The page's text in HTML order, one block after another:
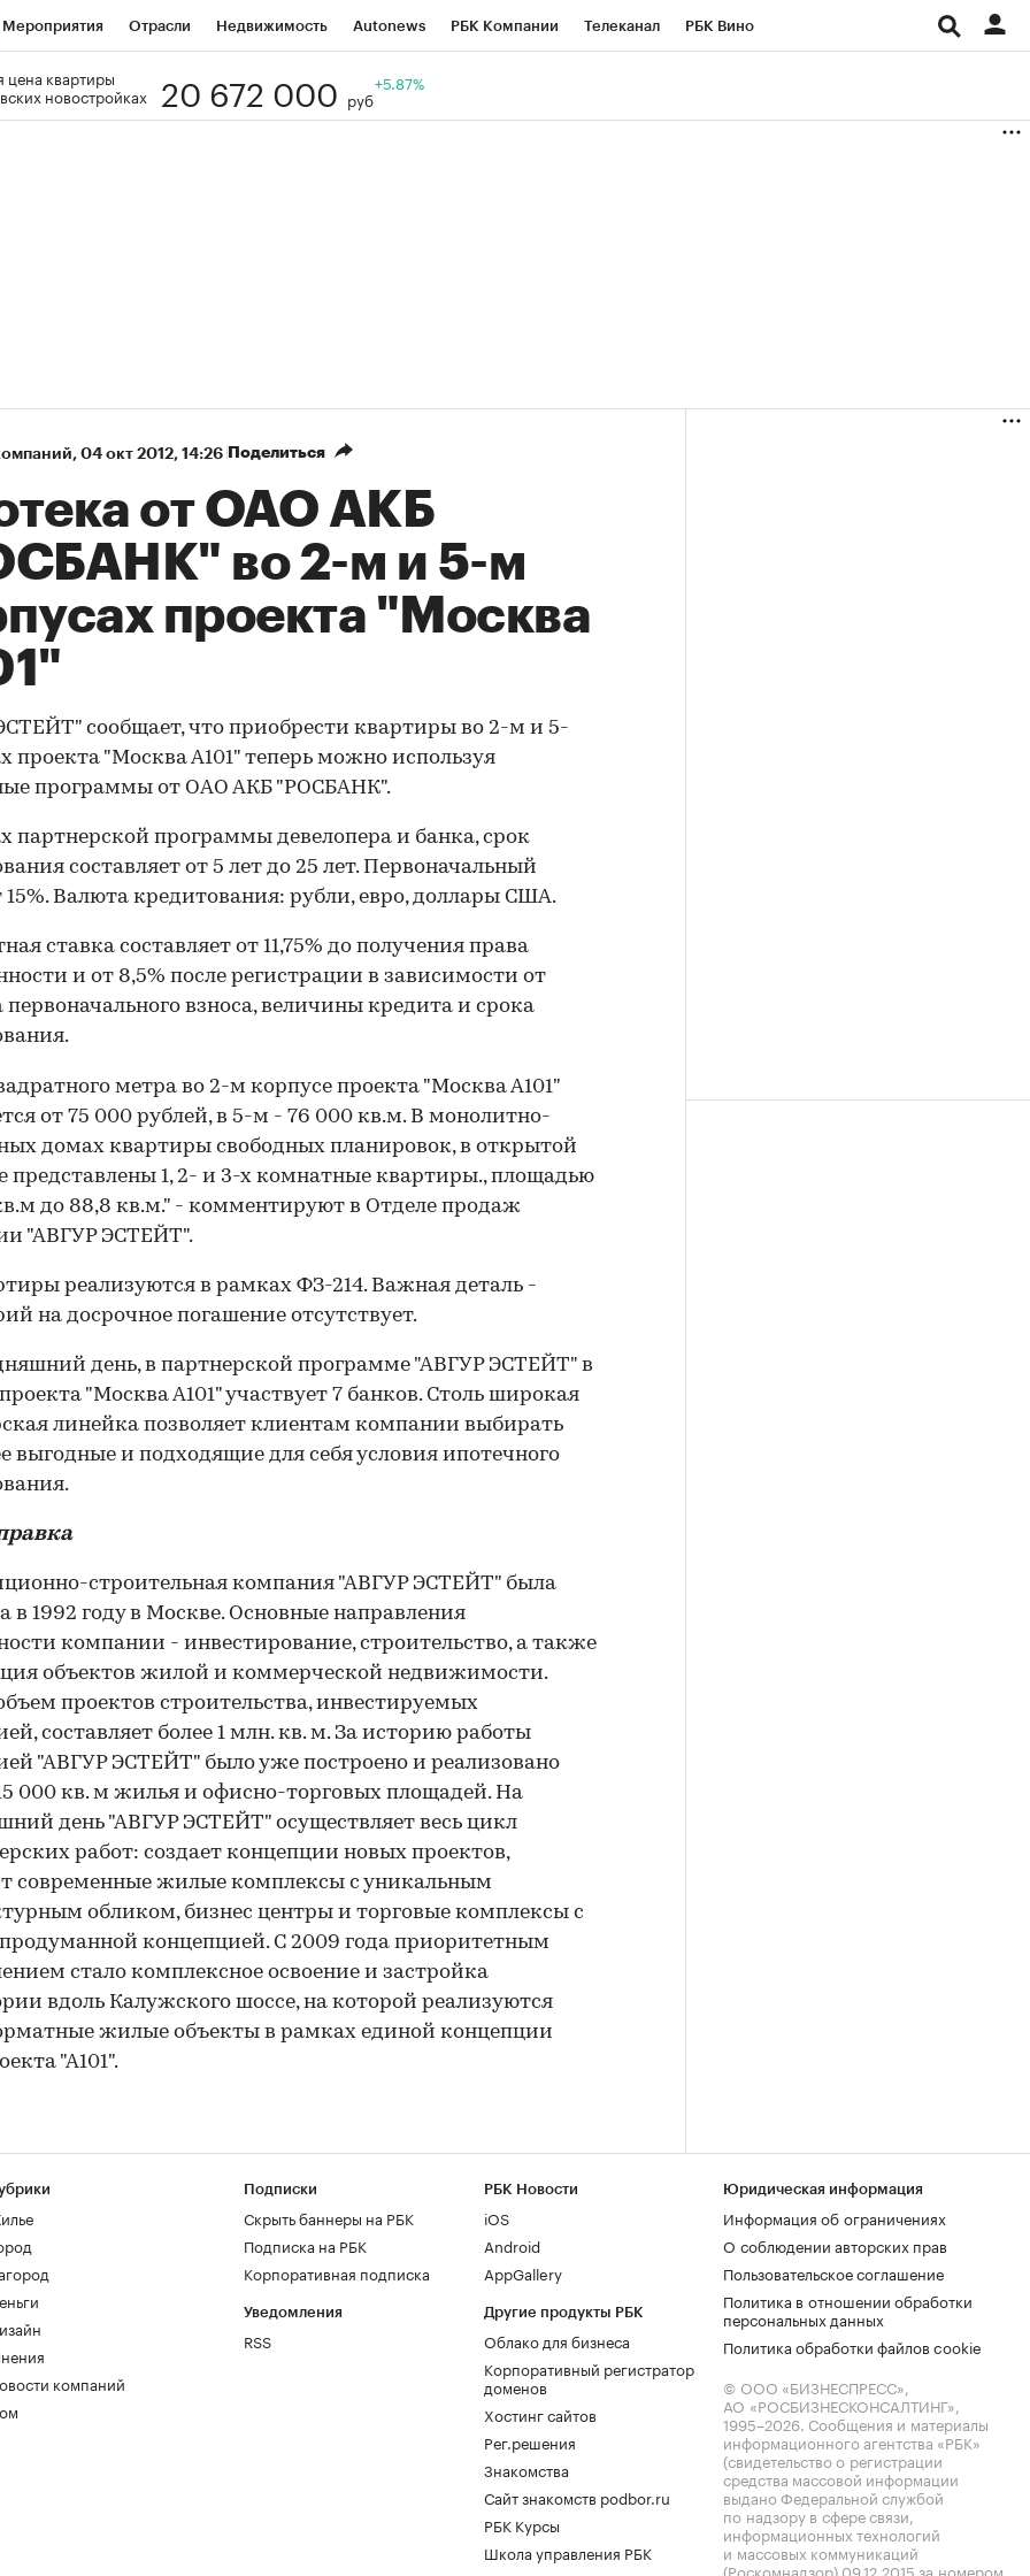
Мероприятия Отрасли Недвижимость Autonews РБК Компании Телеканал РБК Вино
Визионеры
цена квартиры
новостройках
20 672 000 руб
+5.87%
⁠, 04 окт 2012, 14:26 Поделиться
от ОАО АКБ
во 2-м и 5-м
проекта "Москва
сообщает, что приобрести квартиры во 2-м и 5-
проекта "Москва А101" теперь можно используя
программы от ОАО АКБ "РОСБАНК".
партнерской программы девелопера и банка, срок
составляет от 5 лет до 25 лет. Первоначальный
15%. Валюта кредитования: рубли, евро, доллары США.
ставка составляет от 11,75% до получения права
и от 8,5% после регистрации в зависимости от
первоначального взноса, величины кредита и срока
метра во 2-м корпусе проекта "Москва А101"
от 75 000 рублей, в 5-м - 76 000 кв.м. В монолитно-
домах квартиры свободных планировок, в открытой
представлены 1, 2- и 3-х комнатные квартиры., площадью
до 88,8 кв.м." - комментируют в Отделе продаж
"АВГУР ЭСТЕЙТ".
реализуются в рамках ФЗ-214. Важная деталь -
на досрочное погашение отсутствует.
день, в партнерской программе "АВГУР ЭСТЕЙТ" в
"Москва А101" участвует 7 банков. Столь широкая
линейка позволяет клиентам компании выбирать
выгодные и подходящие для себя условия ипотечного
строительная компания "АВГУР ЭСТЕЙТ" была
в 1992 году в Москве. Основные направления
компании - инвестирование, строительство, а также
объектов жилой и коммерческой недвижимости.
проектов строительства, инвестируемых
составляет более 1 млн. кв. м. За историю работы
"АВГУР ЭСТЕЙТ" было уже построено и реализовано
000 кв. м жилья и офисно-торговых площадей. На
день "АВГУР ЭСТЕЙТ" осуществляет весь цикл
работ: создает концепции новых проектов,
современные жилые комплексы с уникальным
обликом, бизнес центры и торговые комплексы с
концепцией. С 2009 года приоритетным
стало комплексное освоение и застройка
вдоль Калужского шоссе, на которой реализуются
жилые объекты в рамках единой концепции
"А101".
компаний
Подписки
Скрыть баннеры на РБК
Подписка на РБК
Корпоративная подписка
Уведомления
RSS
РБК Новости
iOS
Android
AppGallery
Другие продукты РБК
Облако для бизнеса
Корпоративный регистратор
доменов
Хостинг сайтов
Рег.решения
Знакомства
Сайт знакомств podbor.ru
РБК Курсы
Школа управления РБК
Юридическая информация
Информация об ограничениях
О соблюдении авторских прав
Пользовательское соглашение
Политика в отношении обработки
персональных данных
Политика обработки файлов cookie
© ООО «БИЗНЕСПРЕСС»,
АО «РОСБИЗНЕСКОНСАЛТИНГ»,
1995–2026. Сообщения и материалы
информационного агентства «РБК»
(свидетельство о регистрации
средства массовой информации
выдано Федеральной службой
по надзору в сфере связи,
информационных технологий
и массовых коммуникаций
(Роскомнадзор) 09.12.2015 за номером